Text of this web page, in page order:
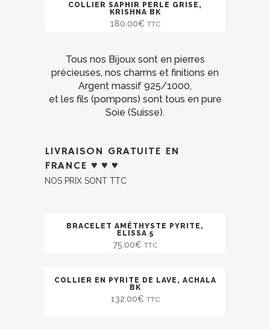
COLLIER SAPHIR PERLE GRISE,
KRISHNA BK
180.00€ TTC
Tous nos Bijoux sont en pierres
précieuses, nos charms et finitions en
Argent massif 925/1000,
et les fils (pompons) sont tous en pure
Soie (Suisse).
LIVRAISON GRATUITE EN
FRANCE ♥ ♥ ♥
NOS PRIX SONT TTC
BRACELET AMÉTHYSTE PYRITE,
ELISSA 5
75.00€ TTC
COLLIER EN PYRITE DE LAVE, ACHALA
BK
132.00€ TTC